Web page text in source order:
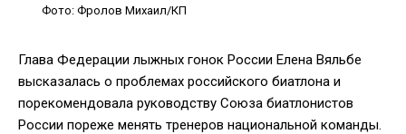
Фото: Фролов Михаил/КП
Глава Федерации лыжных гонок России Елена Вяльбе
высказалась о проблемах российского биатлона и
порекомендовала руководству Союза биатлонистов
России пореже менять тренеров национальной команды.